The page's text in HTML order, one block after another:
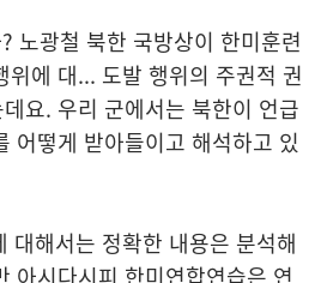
노광철 북한 국방상이 한미훈련
위에 대... 도발 행위의 주권적 권
요. 우리 군에서는 북한이 언급
어떻게 받아들이고 해석하고 있
대해서는 정확한 내용은 분석해
아시다시피 한미연합연습은 연